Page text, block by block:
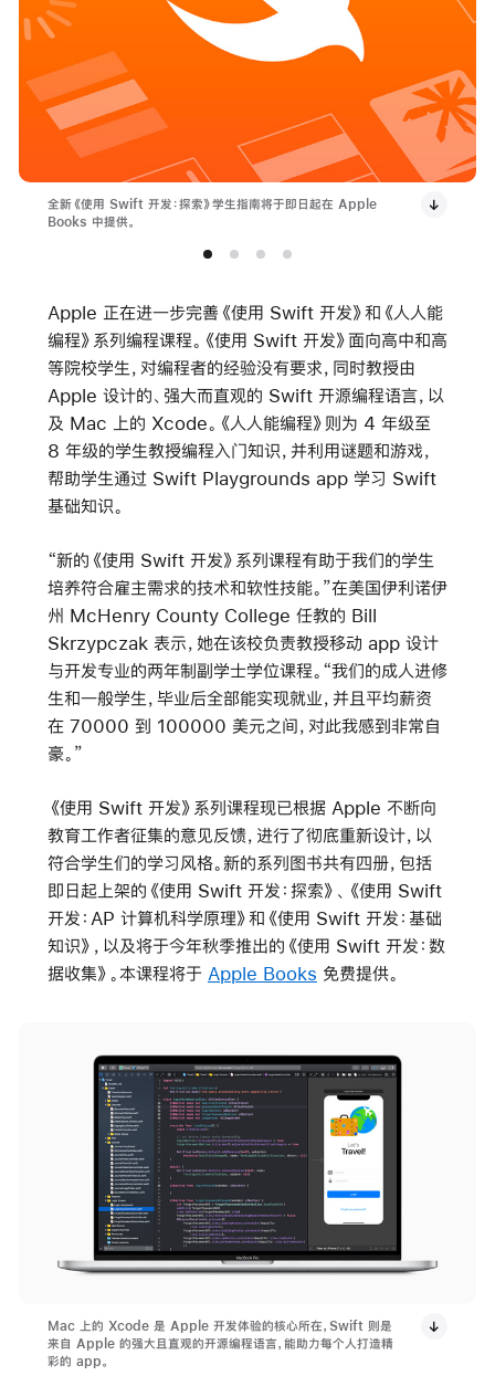
全新《使用 Swift 开发：探索》学生指南将于即日起在 Apple
Books 中提供。
Apple 正在进一步完善《使用 Swift 开发》和《人人能
编程》系列编程课程。《使用 Swift 开发》面向高中和高
等院校学生，对编程者的经验没有要求，同时教授由
Apple 设计的、强大而直观的 Swift 开源编程语言，以
及 Mac 上的 Xcode。《人人能编程》则为 4 年级至
8 年级的学生教授编程入门知识，并利用谜题和游戏，
帮助学生通过 Swift Playgrounds app 学习 Swift
基础知识。
“新的《使用 Swift 开发》系列课程有助于我们的学生
培养符合雇主需求的技术和软性技能。”在美国伊利诺伊
州 McHenry County College 任教的 Bill
Skrzypczak 表示，她在该校负责教授移动 app 设计
与开发专业的两年制副学士学位课程。“我们的成人进修
生和一般学生，毕业后全部能实现就业，并且平均薪资
在 70000 到 100000 美元之间，对此我感到非常自
豪。”
《使用 Swift 开发》系列课程现已根据 Apple 不断向
教育工作者征集的意见反馈，进行了彻底重新设计，以
符合学生们的学习风格。新的系列图书共有四册，包括
即日起上架的《使用 Swift 开发：探索》、《使用 Swift
开发：AP 计算机科学原理》和《使用 Swift 开发：基础
知识》，以及将于今年秋季推出的《使用 Swift 开发：数
据收集》。本课程将于 Apple Books 免费提供。
Mac 上的 Xcode 是 Apple 开发体验的核心所在，Swift 则是
来自 Apple 的强大且直观的开源编程语言，能助力每个人打造精
彩的 app。